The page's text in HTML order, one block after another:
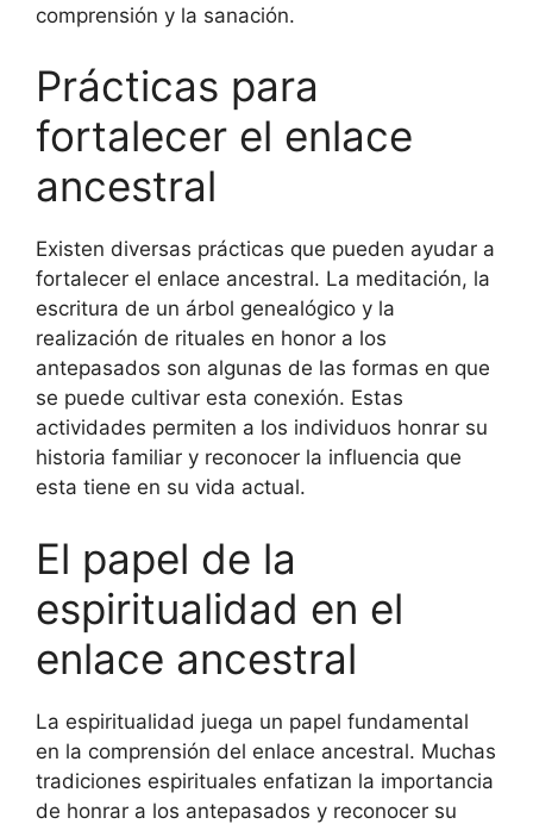
comprensión y la sanación.
Prácticas para
fortalecer el enlace
ancestral
Existen diversas prácticas que pueden ayudar a
fortalecer el enlace ancestral. La meditación, la
escritura de un árbol genealógico y la
realización de rituales en honor a los
antepasados son algunas de las formas en que
se puede cultivar esta conexión. Estas
actividades permiten a los individuos honrar su
historia familiar y reconocer la influencia que
esta tiene en su vida actual.
El papel de la
espiritualidad en el
enlace ancestral
La espiritualidad juega un papel fundamental
en la comprensión del enlace ancestral. Muchas
tradiciones espirituales enfatizan la importancia
de honrar a los antepasados y reconocer su